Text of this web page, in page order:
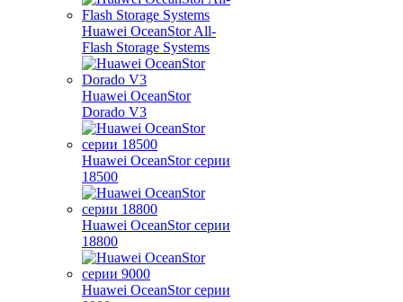
Huawei OceanStor All-
Flash Storage Systems
Huawei OceanStor
Dorado V3
Huawei OceanStor серии
18500
Huawei OceanStor серии
18800
Huawei OceanStor серии